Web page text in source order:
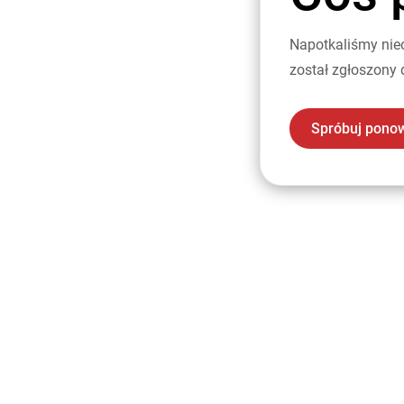
Napotkaliśmy
został zgłoszony
Spróbuj